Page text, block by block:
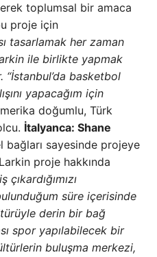
toplumsal bir amaca
proje için
tasarlamak her zaman
ile birlikte yapmak
“İstanbul’da basketbol
yapacağım için
doğumlu, Türk
İtalyanca: Shane
bağları sayesinde projeye
proje hakkında
süre içerisinde
derin bir bağ
spor yapılabilecek bir
buluşma merkezi,